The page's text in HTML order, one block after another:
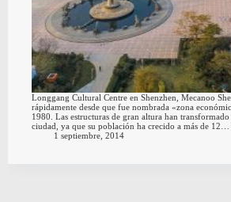
Longgang Cultural Centre en Shenzhen, Mecanoo
rápidamente desde que fue nombrada «zona
1980. Las estructuras de gran altura han
ciudad, ya que su población ha crecido a más de 12…
1 septiembre, 2014